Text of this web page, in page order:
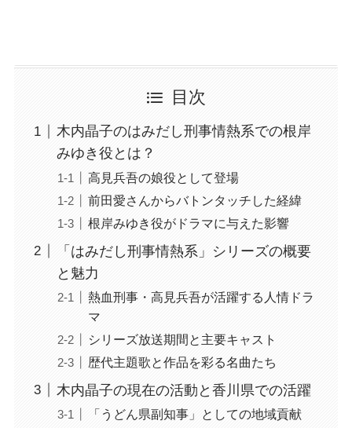
目次
木内晶子のはみだし刑事情熱系での根岸
みゆき役とは？
高見兵吾の娘役として登場
前田愛さんからバトンタッチした経緯
根岸みゆき役がドラマに与えた影響
「はみだし刑事情熱系」シリーズの概要
と魅力
熱血刑事・高見兵吾が活躍する人情ドラ
マ
シリーズ放送期間と主要キャスト
歴代主題歌と作品を彩る名曲たち
木内晶子の現在の活動と香川県での活躍
「うどん県副知事」としての地域貢献